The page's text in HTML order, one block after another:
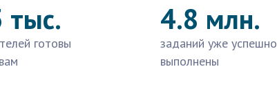
тыс.
готовы
4.8 млн.
заданий уже успешно
выполнены